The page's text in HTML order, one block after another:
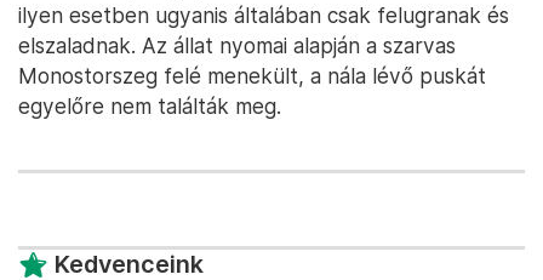
ilyen esetben ugyanis általában csak felugranak és
elszaladnak. Az állat nyomai alapján a szarvas
Monostorszeg felé menekült, a nála lévő puskát
egyelőre nem találták meg.
Kedvenceink